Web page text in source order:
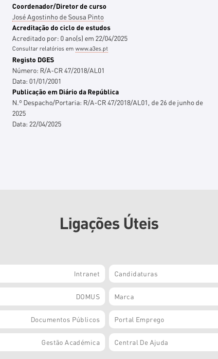
Coordenador/Diretor de curso
José Agostinho de Sousa Pinto
Acreditação do ciclo de estudos
Acreditado por: 0ano(s) em 22/04/2025
Consultar relatórios emwww.a3es.pt
Registo DGES
Número: R/A-CR 47/2018/AL01
Data: 01/01/2001
Publicação em Diário da República
N.º Despacho/Portaria: R/A-CR 47/2018/AL01, de 26 de junho de
2025
Data: 22/04/2025
Ligações Úteis
Intranet Candidaturas
DOMUS Marca
Documentos Públicos Portal Emprego
Gestão Académica Central De Ajuda